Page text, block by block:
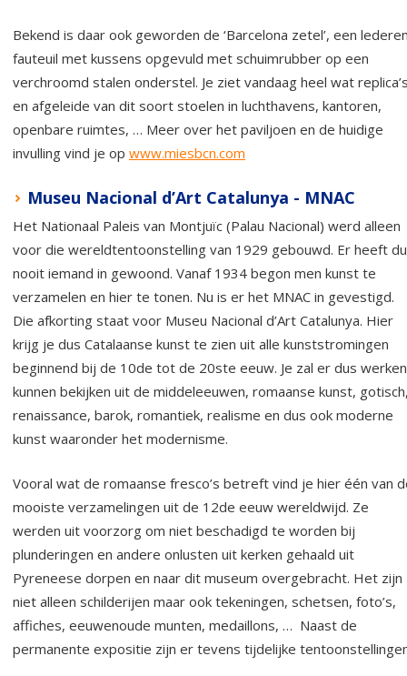
Bekend is daar ook geworden de ‘Barcelona zetel’, een
fauteuil met kussens opgevuld met schuimrubber op een
verchroomd stalen onderstel. Je ziet vandaag heel wat
en afgeleide van dit soort stoelen in luchthavens, kantoren,
openbare ruimtes, … Meer over het paviljoen en de huidige
invulling vind je op www.miesbcn.com
Museu Nacional d’Art Catalunya - MNAC
Het Nationaal Paleis van Montjuïc (Palau Nacional) werd alleen
voor die wereldtentoonstelling van 1929 gebouwd. Er heeft
nooit iemand in gewoond. Vanaf 1934 begon men kunst te
verzamelen en hier te tonen. Nu is er het MNAC in gevestigd.
Die afkorting staat voor Museu Nacional d’Art Catalunya. Hier
krijg je dus Catalaanse kunst te zien uit alle kunststromingen
beginnend bij de 10de tot de 20ste eeuw. Je zal er dus werken
kunnen bekijken uit de middeleeuwen, romaanse kunst,
renaissance, barok, romantiek, realisme en dus ook moderne
kunst waaronder het modernisme.
Vooral wat de romaanse fresco’s betreft vind je hier één van
mooiste verzamelingen uit de 12de eeuw wereldwijd. Ze
werden uit voorzorg om niet beschadigd te worden bij
plunderingen en andere onlusten uit kerken gehaald uit
Pyreneese dorpen en naar dit museum overgebracht. Het zijn
niet alleen schilderijen maar ook tekeningen, schetsen, foto’s,
affiches, eeuwenoude munten, medaillons, … Naast de
permanente expositie zijn er tevens tijdelijke